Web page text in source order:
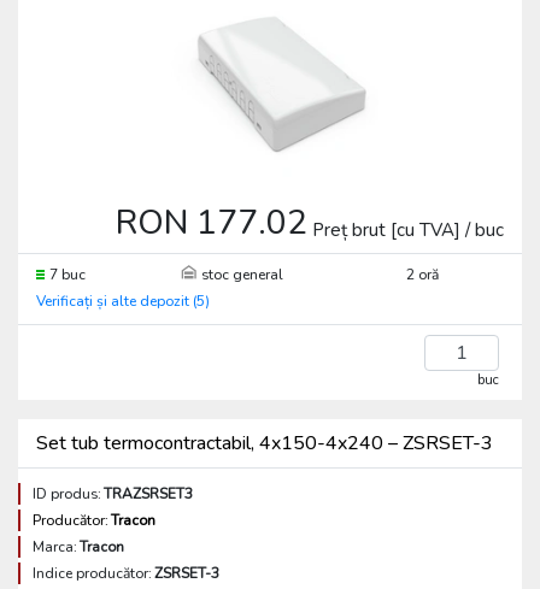
RON 177.02 Preț brut [cu TVA] / buc
7 buc stoc general
2 oră
Verificați și alte depozit (5)
buc
Set tub termocontractabil, 4x150-4x240 – ZSRSET-3
ID produs:TRAZSRSET3
Producător:Tracon
Marca:Tracon
Indice producător:ZSRSET-3